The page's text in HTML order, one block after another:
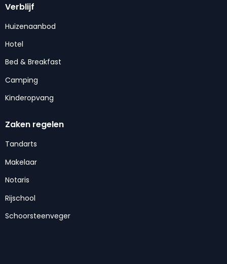
Verblijf
Huizenaanbod
Hotel
Bed & Breakfast
Camping
Kinderopvang
Zaken regelen
Tandarts
Makelaar
Notaris
Rijschool
Schoorsteenveger